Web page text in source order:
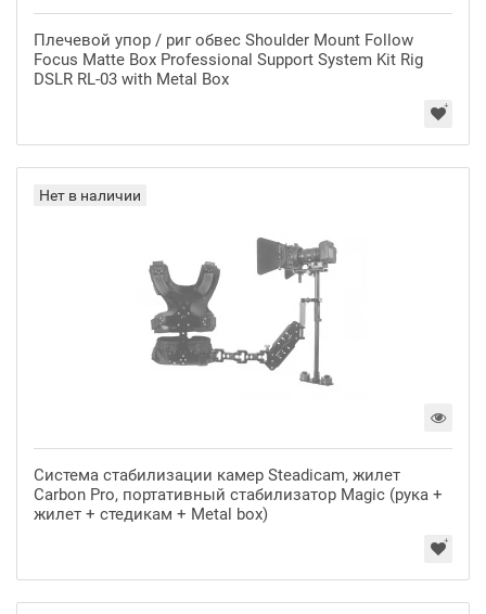
Плечевой упор / риг обвес Shoulder Mount Follow
Focus Matte Box Professional Support System Kit Rig
DSLR RL-03 with Metal Box
Нет в наличии
Система стабилизации камер Steadicam, жилет
Carbon Pro, портативный стабилизатор Magic (рука +
жилет + стедикам + Metal box)